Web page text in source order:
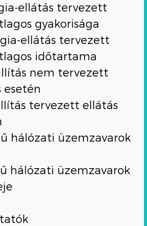
ellátás tervezett
gyakorisága
ellátás tervezett
időtartama
nem tervezett
esetén
tervezett ellátás
hálózati üzemzavarok
hálózati üzemzavarok